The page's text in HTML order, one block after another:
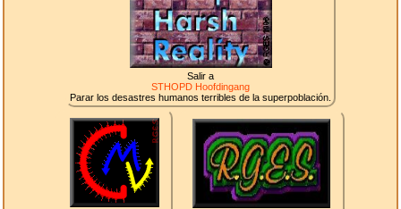
Salir a
STHOPD Hoofdingang
Parar los desastres humanos terribles de la superpoblación.